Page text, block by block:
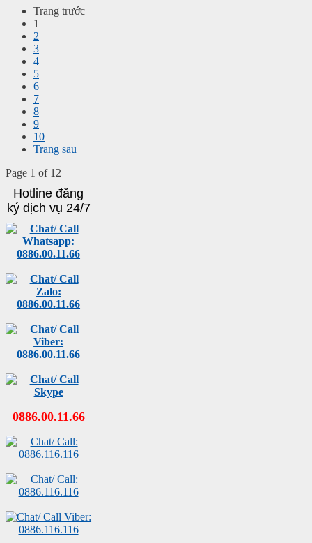
Trang trước
1
2
3
4
5
6
7
8
9
10
Trang sau
Page 1 of 12
Hotline đăng
ký dịch vụ 24/7
0886.00.11.66